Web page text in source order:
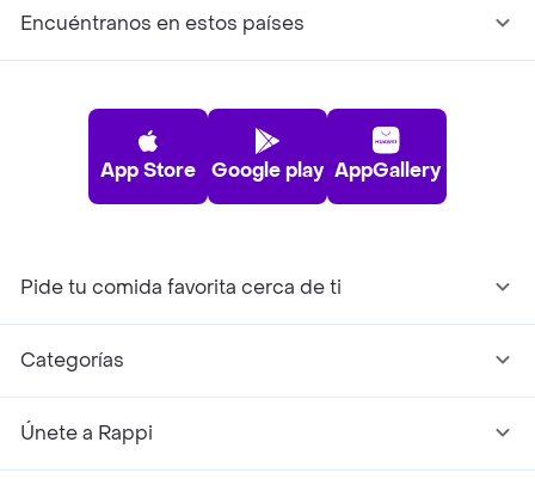
Encuéntranos en estos países
App Store Google play AppGallery
Pide tu comida favorita cerca de ti
Categorías
Únete a Rappi